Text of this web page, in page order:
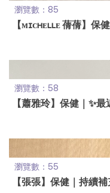
瀏覽數：85
【ᴍɪᴄʜᴇʟʟᴇ 蒨蒨】
瀏覽數：58
【蕭雅玲】保健｜✨
瀏覽數：55
【張張】保健｜持續